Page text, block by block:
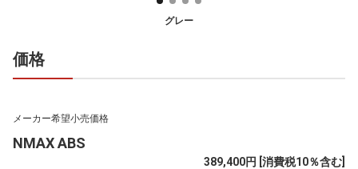
グレー
価格
メーカー希望小売価格
NMAX ABS
389,400円 [消費税10％含む]